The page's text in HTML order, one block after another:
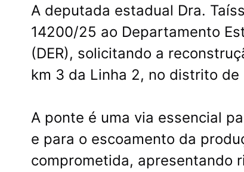
A deputada estadual Dra.
14200/25 ao Departamento
(DER), solicitando a
km 3 da Linha 2, no distrito de
A ponte é uma via essencial
e para o escoamento da
comprometida, apresentando